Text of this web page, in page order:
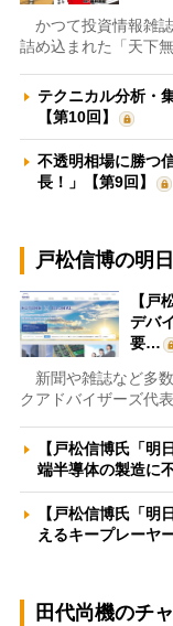
かつて投資情報雑
詰め込まれた「天下
テクニカル分析・
【第10回】
不透明相場に勝つ
長！」【第9回】
戸松信博の明
【戸
デバ
要…
新聞や雑誌など多
クアドバイザーズ代
【戸松信博氏「明
端半導体の製造に
【戸松信博氏「
えるキープレー
田代尚機のチ